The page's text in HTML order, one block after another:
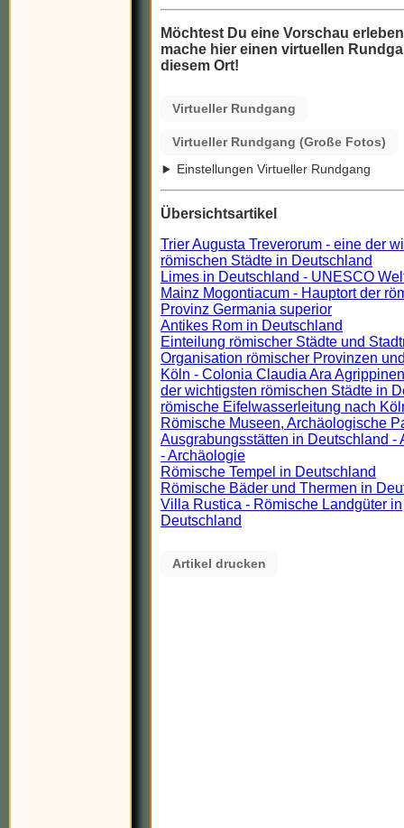
Möchtest Du eine Vorschau
mache hier einen virtuellen
diesem Ort!
Virtueller Rundgang
Virtueller Rundgang (Große Fotos)
Einstellungen Virtueller Rundgang
Übersichtsartikel
Trier Augusta Treverorum - eine der
römischen Städte in Deutschland
Limes in Deutschland - UNESCO
Mainz Mogontiacum - Hauptort der
Provinz Germania superior
Antikes Rom in Deutschland
Einteilung römischer Städte und
Organisation römischer Provinzen
Köln - Colonia Claudia Ara
der wichtigsten römischen Städte in
römische Eifelwasserleitung nach
Römische Museen, Archäologische
Ausgrabungsstätten in Deutschland -
- Archäologie
Römische Tempel in Deutschland
Römische Bäder und Thermen in
Villa Rustica - Römische Landgüter in
Deutschland
Artikel drucken